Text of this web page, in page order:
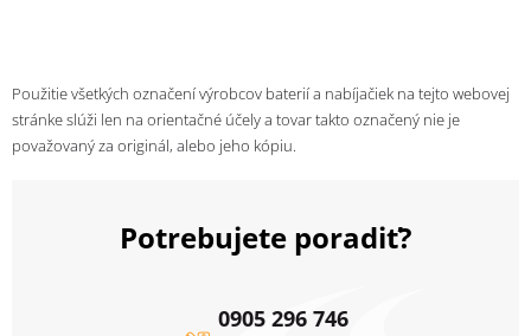
Použitie všetkých označení výrobcov baterií a nabíjačiek na tejto webovej
stránke slúži len na orientačné účely a tovar takto označený nie je
považovaný za originál, alebo jeho kópiu.
Potrebujete poradiť?
0905 296 746